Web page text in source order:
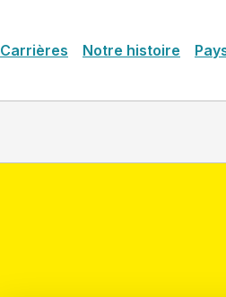
Carrières Notre histoire